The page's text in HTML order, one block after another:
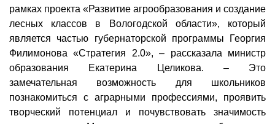
рамках проекта «Развитие агрообразования и создание
лесных классов в Вологодской области», который
является частью губернаторской программы Георгия
Филимонова «Стратегия 2.0», – рассказала министр
образования Екатерина Целикова. – Это
замечательная возможность для школьников
познакомиться с аграрными профессиями, проявить
творческий потенциал и почувствовать значимость